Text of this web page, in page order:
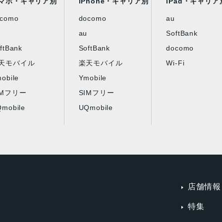
モバイル
フリー
docomo
au
SoftBank
楽天モバイル
Ymobile
SIMフリー
UQmobile
au
SoftBank
docomo
Wi-Fi
店舗情報
特集